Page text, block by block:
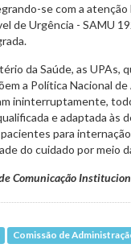
se com a atenção
de Urgência - SAMU
da Saúde, as UPAs,
a Política Nacional
ininterruptamente,
e adaptada às
para
do cuidado por meio
Comunicação
Comissão de